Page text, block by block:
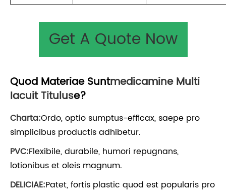
Get A Quote Now
Quod Materiae SuntMedicamine Multi
Iacuit TitulusE?
Charta:Ordo, optio sumptus-efficax, saepe pro
simplicibus productis adhibetur.
PVC:Flexibile, durabile, humori repugnans,
lotionibus et oleis magnum.
DELICIAE:Patet, fortis plastic quod est popularis pro